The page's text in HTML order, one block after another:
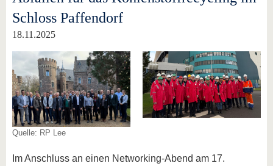
Schloss Paffendorf
18.11.2025
Quelle: RP Lee
Im Anschluss an einen Networking-Abend am 17.